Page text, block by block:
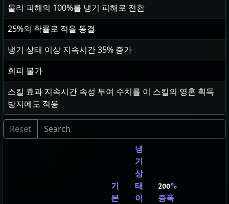
물리 피해의 100%를 냉기 피해로 전환
25%의 확률로 적을 동결
냉기 상태 이상 지속시간35% 증가
회피 불가
스킬 효과 지속시간 속성 부여 수치를 이 스킬의 영혼 획득
방지에도 적용
기
본
냉
기
상
태
이
200%
증폭